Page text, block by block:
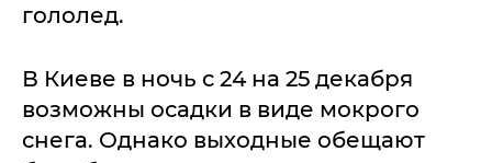
гололед.
В Киеве в ночь с 24 на 25 декабря
возможны осадки в виде мокрого
снега. Однако выходные обещают